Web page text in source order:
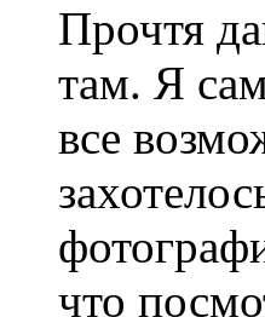
Прочтя
там. Я
все
что